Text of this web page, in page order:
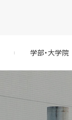
学部・大学院